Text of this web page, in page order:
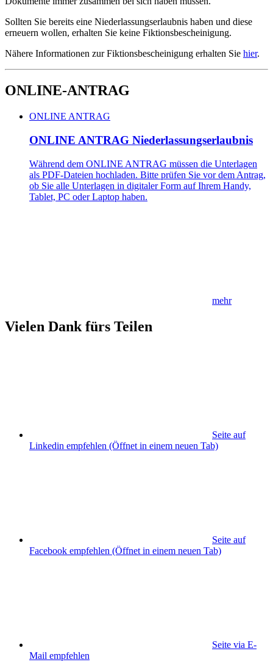
Sollten Sie bereits eine Niederlassungserlaubnis haben und diese
erneuern wollen, erhalten Sie keine Fiktionsbescheinigung.
Nähere Informationen zur Fiktionsbescheinigung erhalten Sie hier.
ONLINE-ANTRAG
ONLINE ANTRAG
ONLINE ANTRAG Niederlassungserlaubnis
Während dem ONLINE ANTRAG müssen die Unterlagen
als PDF-Dateien hochladen. Bitte prüfen Sie vor dem Antrag,
ob Sie alle Unterlagen in digitaler Form auf Ihrem Handy,
Tablet, PC oder Laptop haben.
mehr
Vielen Dank fürs Teilen
Seite auf
Linkedin empfehlen (Öffnet in einem neuen Tab)
Seite auf
Facebook empfehlen (Öffnet in einem neuen Tab)
Seite via E-
Mail empfehlen